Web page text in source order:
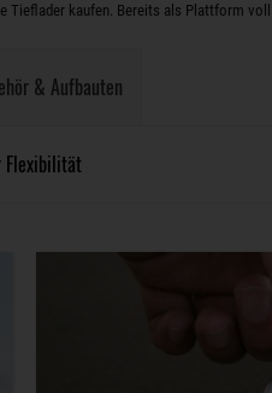
Tieflader kaufen. Bereits als Plattform
& Aufbauten
Flexibilität